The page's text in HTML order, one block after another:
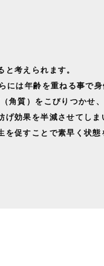
考えられます。
には年齢を重ねる事で
角質）をこびりつかせ
効果を半減させてしま
促すことで素早く状態